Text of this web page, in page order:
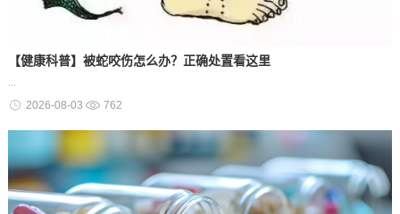
【健康科普】被蛇咬伤怎么办？正确处置看这里
2026-08-03 762